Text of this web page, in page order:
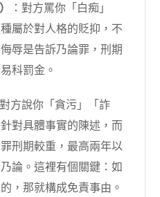
：對方罵你「白痴」
屬於對人格的貶抑，不
辱是告訴乃論罪，刑期
科罰金。
對方說你「貪污」「詐
對具體事實的陳述，而
刑期較重，最高兩年以
論。這裡有個關鍵：如
，那就構成免責事由。